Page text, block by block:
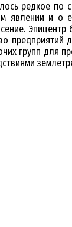
редкое по
и о
групп